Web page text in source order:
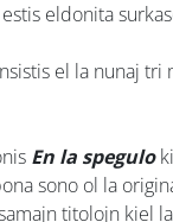
eldonita
el la nunaj tri
En la spegulo
sono ol la
titolojn kiel